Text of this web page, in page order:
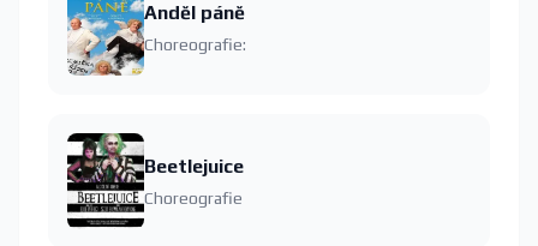
Anděl páně
Choreografie:
Beetlejuice
Choreografie